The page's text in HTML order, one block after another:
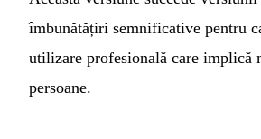
îmbunătățiri semnificative pentru
utilizare profesională care implică
persoane.